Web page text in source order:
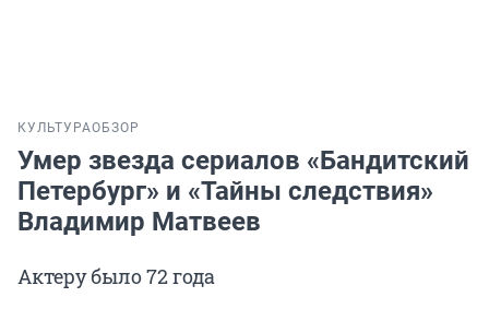
КУЛЬТУРАОБЗОР
Умер звезда сериалов «Бандитский
Петербург» и «Тайны следствия»
Владимир Матвеев
Актеру было 72 года